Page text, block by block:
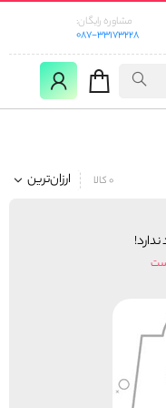
مشاوره رایگان:
087-33173228
ارزان‌ترین 0 کالا